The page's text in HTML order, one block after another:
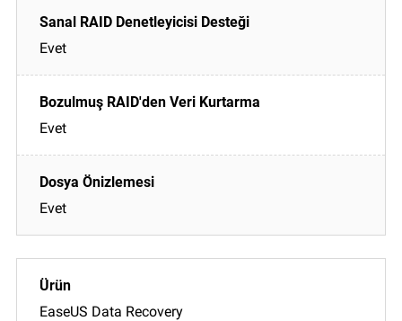
Evet
Evet
Evet
EaseUS Data Recovery